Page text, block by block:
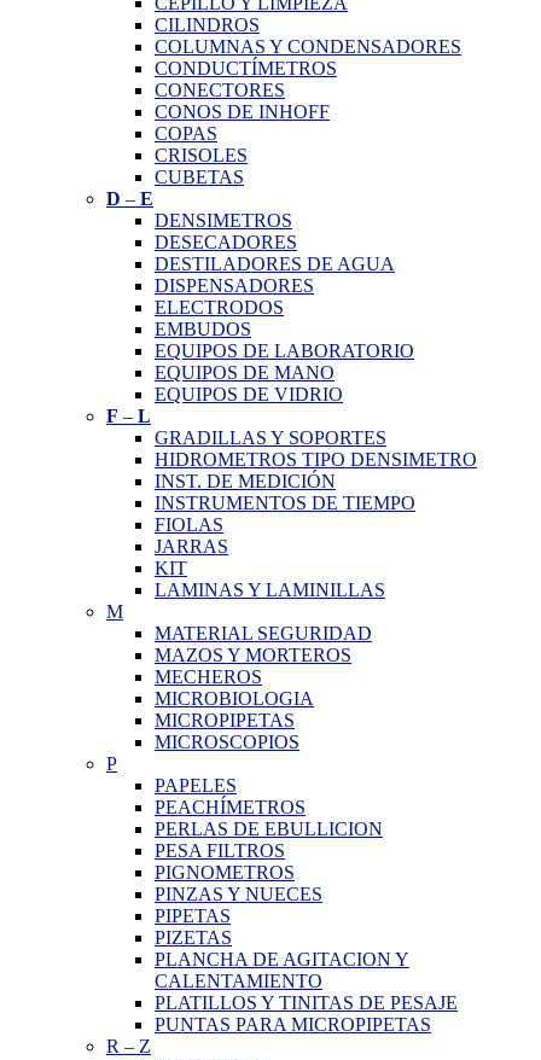
CILINDROS
COLUMNAS Y CONDENSADORES
CONDUCTÍMETROS
CONECTORES
CONOS DE INHOFF
COPAS
CRISOLES
CUBETAS
D – E
DENSIMETROS
DESECADORES
DESTILADORES DE AGUA
DISPENSADORES
ELECTRODOS
EMBUDOS
EQUIPOS DE LABORATORIO
EQUIPOS DE MANO
EQUIPOS DE VIDRIO
F – L
GRADILLAS Y SOPORTES
HIDROMETROS TIPO DENSIMETRO
INST. DE MEDICIÓN
INSTRUMENTOS DE TIEMPO
FIOLAS
JARRAS
KIT
LAMINAS Y LAMINILLAS
M
MATERIAL SEGURIDAD
MAZOS Y MORTEROS
MECHEROS
MICROBIOLOGIA
MICROPIPETAS
MICROSCOPIOS
P
PAPELES
PEACHÍMETROS
PERLAS DE EBULLICION
PESA FILTROS
PIGNOMETROS
PINZAS Y NUECES
PIPETAS
PIZETAS
PLANCHA DE AGITACION Y
CALENTAMIENTO
PLATILLOS Y TINITAS DE PESAJE
PUNTAS PARA MICROPIPETAS
R – Z